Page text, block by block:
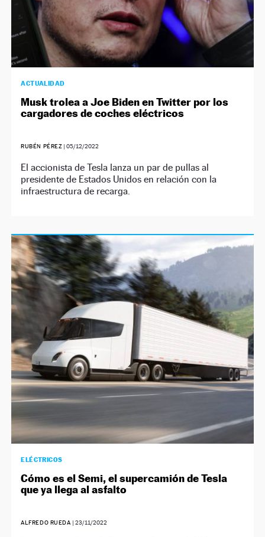
ACTUALIDAD
Musk trolea a Joe Biden en Twitter por los
cargadores de coches eléctricos
RUBÉN PÉREZ |05/12/2022
El accionista de Tesla lanza un par de pullas al
presidente de Estados Unidos en relación con la
infraestructura de recarga.
ELÉCTRICOS
Cómo es el Semi, el supercamión de Tesla
que ya llega al asfalto
ALFREDO RUEDA | 23/11/2022